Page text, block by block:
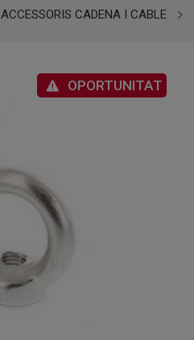
ACCESSORIS CADENA I CABLE
OPORTUNITAT